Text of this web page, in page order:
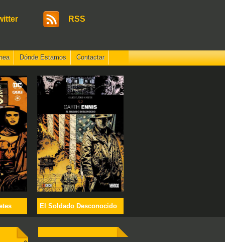
RSS
Dónde Estamos Contactar
El Soldado Desconocido